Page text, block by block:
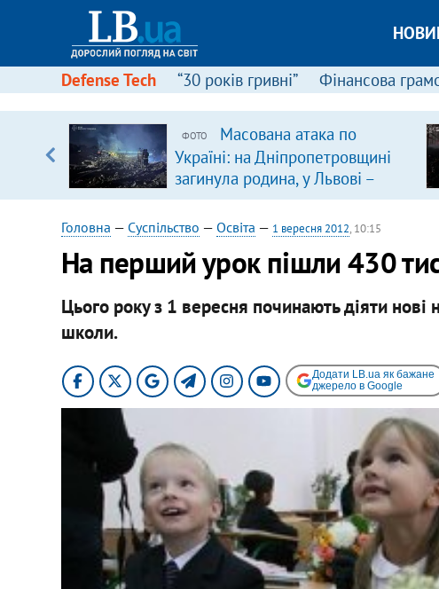
Defense Tech “30 років гривні” Фінансова
ФОТО
Масована атака по
Україні: на Дніпропетровщині
загинула родина, у Львові –
удар по багатоповерхівках
(доповнюється)
Головна — Суспільство — Освіта — 1 вересня 2012, 10:15
На перший урок пішли 430
Цього року з 1 вересня починають діяти нові
школи.
Додати LB.ua як бажане
джерело в Google